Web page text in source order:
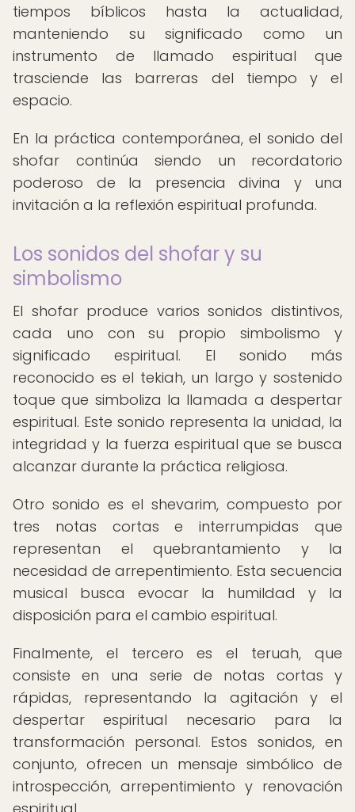
tiempos bíblicos hasta la actualidad,
manteniendo su significado como un
instrumento de llamado espiritual que
trasciende las barreras del tiempo y el
espacio.
En la práctica contemporánea, el sonido del
shofar continúa siendo un recordatorio
poderoso de la presencia divina y una
invitación a la reflexión espiritual profunda.
Los sonidos del shofar y su
simbolismo
El shofar produce varios sonidos distintivos,
cada uno con su propio simbolismo y
significado espiritual. El sonido más
reconocido es el tekiah, un largo y sostenido
toque que simboliza la llamada a despertar
espiritual. Este sonido representa la unidad, la
integridad y la fuerza espiritual que se busca
alcanzar durante la práctica religiosa.
Otro sonido es el shevarim, compuesto por
tres notas cortas e interrumpidas que
representan el quebrantamiento y la
necesidad de arrepentimiento. Esta secuencia
musical busca evocar la humildad y la
disposición para el cambio espiritual.
Finalmente, el tercero es el teruah, que
consiste en una serie de notas cortas y
rápidas, representando la agitación y el
despertar espiritual necesario para la
transformación personal. Estos sonidos, en
conjunto, ofrecen un mensaje simbólico de
introspección, arrepentimiento y renovación